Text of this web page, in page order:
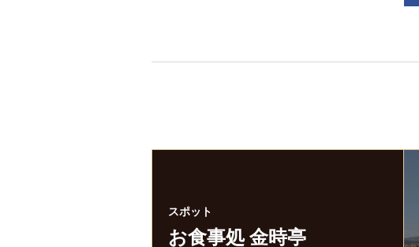
スポット
お食事処 金時亭